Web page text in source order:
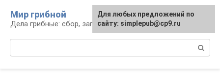
контенту
Мир грибной
Дела грибные: сбор, заготовка, рецепты
Для любых предложений по
сайту: simplepub@cp9.ru